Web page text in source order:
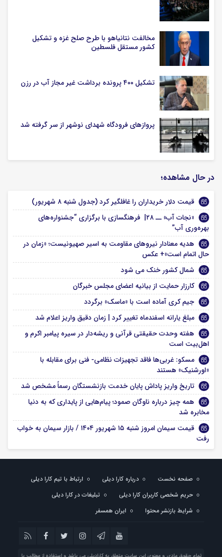
مخالفت نتانیاهو با طرح صلح غزه و تشکیل
کشور مستقل فلسطین
تشکیل ۴۰۰ پرونده برداشت غیر مجاز آب در رزن
پروازهای فرودگاه شهدای نوشهر از سر گرفته شد
در حال مشاهده؛
قیمت دلار خریداران را غافلگیر کرد (جدول شنبه ۸ شهریور)
«نجات آب» ــ ۲۸| فرهنگسازی با برگزاری “جشنواره‌های
بهره‌وری آب”
هدیه معنادار نیروهای مقاومت به اسیر صهیونیست؛ «زمان در
حال اتمام است»+ عکس
شمال کشور خنک می شود
کارزار حمایت از بیانیه اعضای مجلس خبرگان
جیم کری آماده است با «ماسک» برگردد
مبلغ یارانه اسفندماه تغییر کرد | زمان دقیق واریز اعلام شد
هفته وحدت حقیقتی قرآنی و ریشه‌دار در سیره پیامبر اکرم و
اهل‌بیت است
مسکو: غربی‌ها فاقد تجهیزات نظامی- فنی برای مقابله با
«اورشنیک» هستند
تاریخ واریز پاداش پایان خدمت بازنشستگان رسماً مشخص شد
همه چیز درباره ناوگان صمود؛ پیام‌هایی از پایداری که به دنیا
مخابره شد
قیمت سیمان امروز شنبه ۱۵ شهریور ۱۴۰۴ / بازار سیمان به خواب
رفت
صفحه نخست درباره کارا دیلی
ارتباط با تیم کارا دیلی
حریم شخصی کاربران کارا دیلی
تبلیغات در کارا دیلی
شرایط بازنشر محتوا
ایران همسفر